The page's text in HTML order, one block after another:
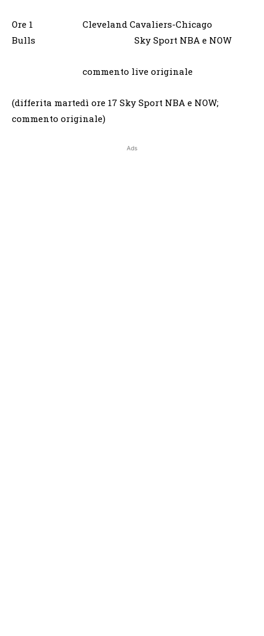
Ore 1 Cleveland Cavaliers-Chicago
Bulls Sky Sport NBA e NOW
commento live originale
(differita martedì ore 17 Sky Sport NBA e NOW;
commento originale)
Ads